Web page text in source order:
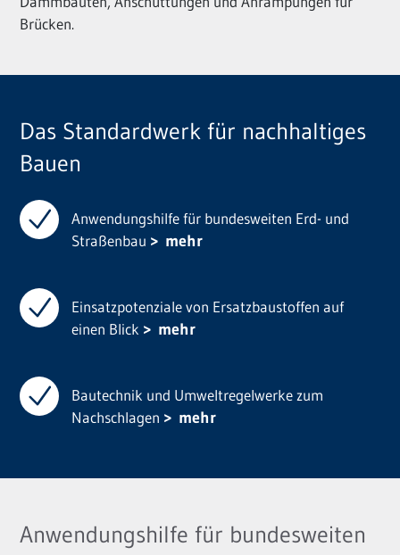
Brücken.
Das Standardwerk für nachhaltiges
Bauen
Anwendungshilfe für bundesweiten Erd- und
Straßenbau
mehr
Einsatzpotenziale von Ersatzbaustoffen auf
einen Blick
mehr
Bautechnik und Umweltregelwerke zum
Nachschlagen
mehr
Anwendungshilfe für bundesweiten